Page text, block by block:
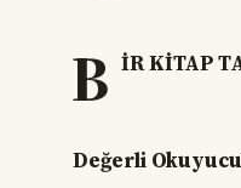
B İR KİTAP
Değerli